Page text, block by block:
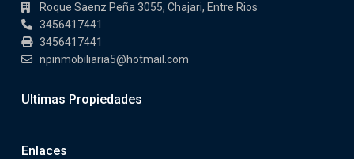
Roque Saenz Peña 3055, Chajari, Entre Rios
3456417441
3456417441
npinmobiliaria5@hotmail.com
Ultimas Propiedades
Enlaces